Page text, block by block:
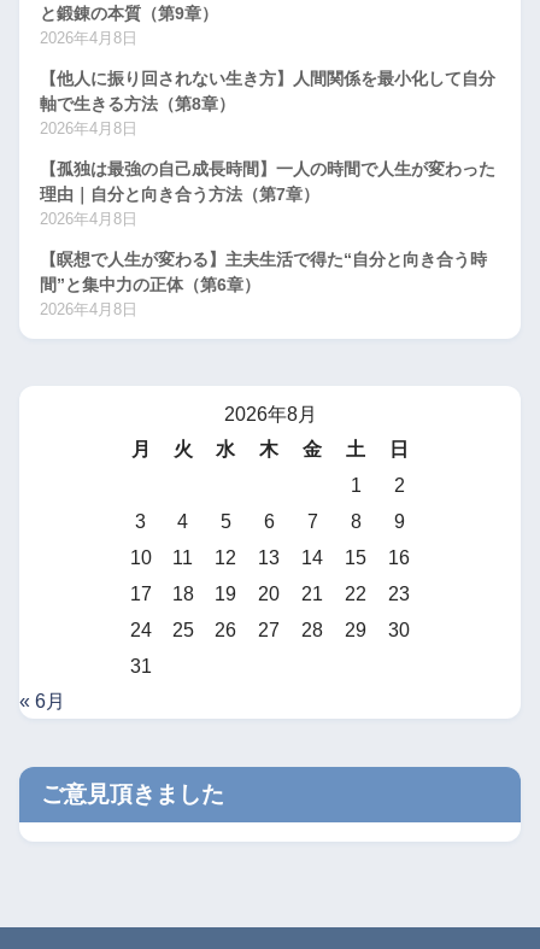
と鍛錬の本質（第9章）
2026年4月8日
【他人に振り回されない生き方】人間関係を最小化して自分
軸で生きる方法（第8章）
2026年4月8日
【孤独は最強の自己成長時間】一人の時間で人生が変わった
理由｜自分と向き合う方法（第7章）
2026年4月8日
【瞑想で人生が変わる】主夫生活で得た“自分と向き合う時
間”と集中力の正体（第6章）
2026年4月8日
2026年8月
月
火 水 木 金 土
日
1
2
3
4 5 6 7 8
9
10
11 12 13 14 15
16
17
18 19 20 21 22
23
24
25 26 27 28 29
30
31
« 6月
ご意見頂きました